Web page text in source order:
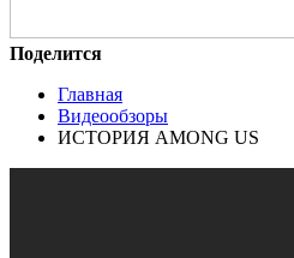
Поделится
Главная
Видеообзоры
ИСТОРИЯ AMONG US